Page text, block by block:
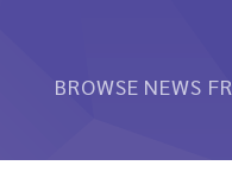
BROWSE NEWS